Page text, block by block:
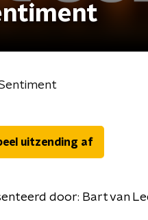
uitzending af
door: Bart van